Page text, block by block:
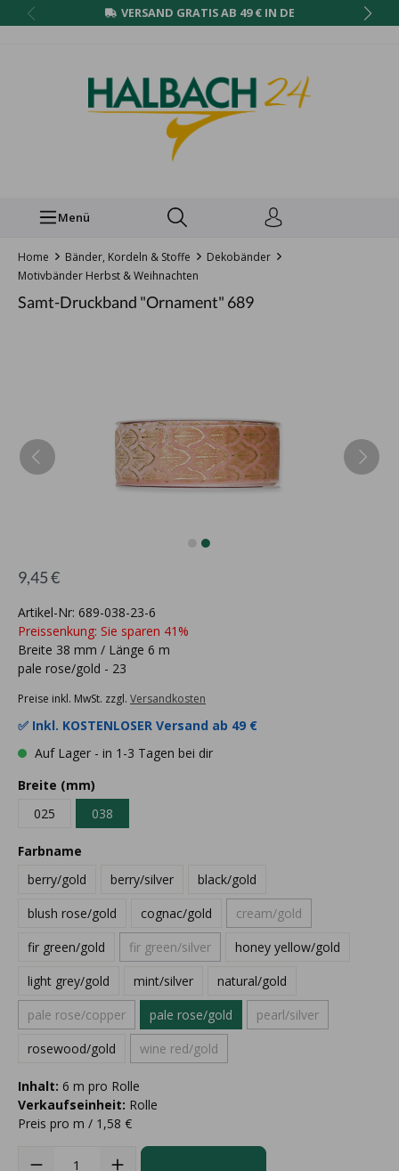
VERSAND GRATIS AB 49 € IN DE
Menü
Home Bänder, Kordeln & Stoffe
Dekobänder
Motivbänder Herbst & Weihnachten
Samt-Druckband "Ornament" 689
9,45 €
Artikel-Nr: 689-038-23-6
Preissenkung: Sie sparen 41%
Breite 38 mm / Länge 6 m
pale rose/gold - 23
Preise inkl. MwSt. zzgl. Versandkosten
✅ Inkl. KOSTENLOSER Versand ab 49 €
Auf Lager - in 1-3 Tagen bei dir
Breite (mm)
025
038
Farbname
berry/gold
berry/silver
black/gold
blush rose/gold
cognac/gold
cream/gold
fir green/gold
fir green/silver
honey yellow/gold
light grey/gold
mint/silver
natural/gold
pale rose/copper
pale rose/gold
pearl/silver
rosewood/gold
wine red/gold
Inhalt: 6 m pro Rolle
Verkaufseinheit: Rolle
Preis pro m / 1,58 €